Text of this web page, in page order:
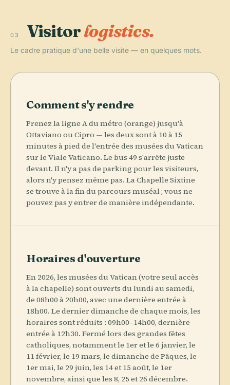
03 Visitorlogistics.
Le cadre pratique d'une belle visite — en quelques mots.
Comment s'y rendre
Prenez la ligne A du métro (orange) jusqu'à
Ottaviano ou Cipro — les deux sont à 10 à 15
minutes à pied de l'entrée des musées du Vatican
sur le Viale Vaticano. Le bus 49 s'arrête juste
devant. Il n'y a pas de parking pour les visiteurs,
alors n'y pensez même pas. La Chapelle Sixtine
se trouve à la fin du parcours muséal ; vous ne
pouvez pas y entrer de manière indépendante.
Horaires d'ouverture
En 2026, les musées du Vatican (votre seul accès
à la chapelle) sont ouverts du lundi au samedi,
de 08h00 à 20h00, avec une dernière entrée à
18h00. Le dernier dimanche de chaque mois, les
horaires sont réduits : 09h00–14h00, dernière
entrée à 12h30. Fermé lors des grandes fêtes
catholiques, notamment le 1er et le 6 janvier, le
11 février, le 19 mars, le dimanche de Pâques, le
1er mai, le 29 juin, les 14 et 15 août, le 1er
novembre, ainsi que les 8, 25 et 26 décembre.